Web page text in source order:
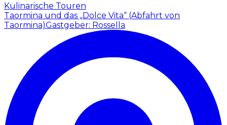
Kulinarische Touren
Taormina und das „Dolce Vita“ (Abfahrt von
Taormina)Gastgeber: Rossella